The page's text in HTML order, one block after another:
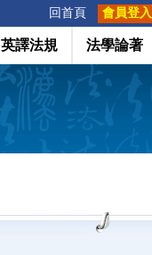
回首頁 會員登入
英譯法規 法學論著